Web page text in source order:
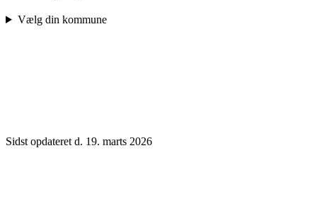
Vælg din kommune
Sidst opdateret d. 19. marts 2026